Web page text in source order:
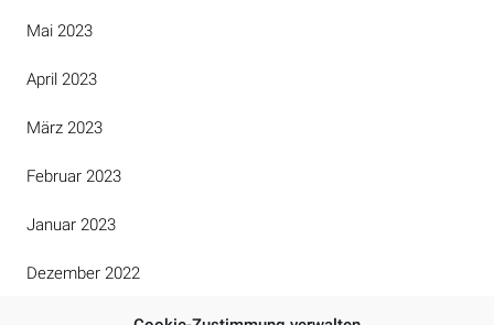
Mai 2023
April 2023
März 2023
Februar 2023
Januar 2023
Dezember 2022